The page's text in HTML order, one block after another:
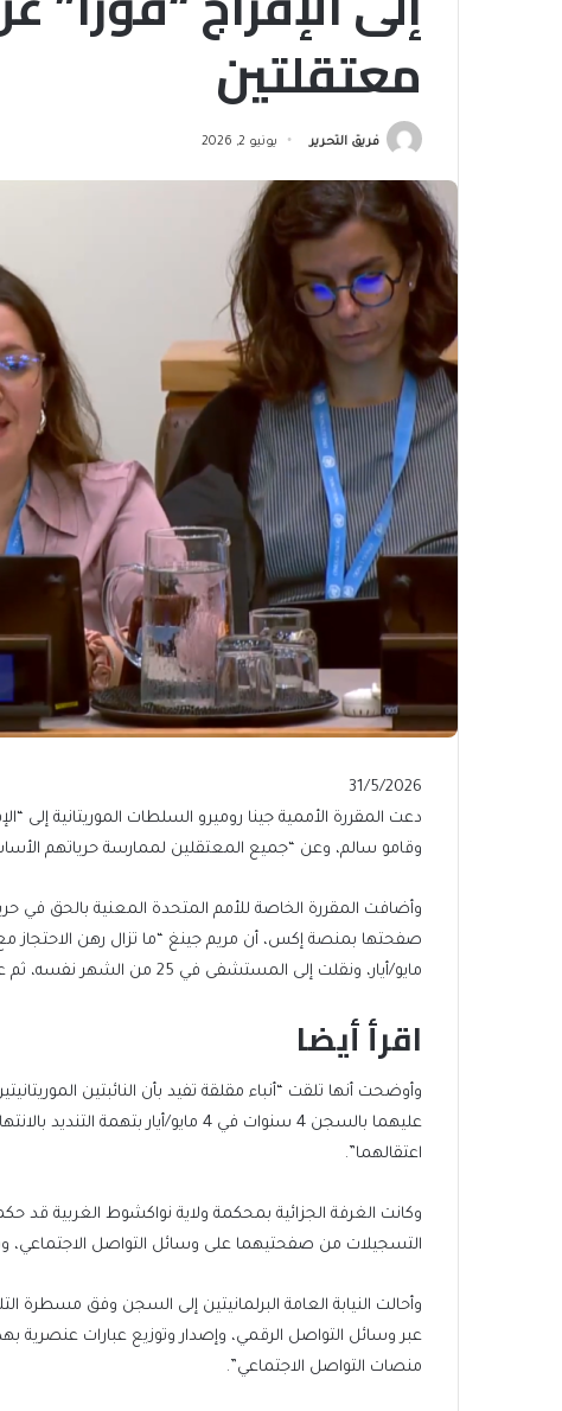
معتقلتين
فريق التحرير يونيو 2, 2026
Published
On
31/5/2026
31/5/2026
دعت المقررة الأممية جينا روميرو السلطات الموريتانية إلى
وقامو سالم، وعن “جميع المعتقلين لممارسة حرياتهم
وأضافت المقررة الخاصة للأمم المتحدة المعنية بالحق في
مايو/أيار، ونقلت إلى المستشفى في 25 من الشهر نفسه، ثم عادت إلى سجن النساء بنواكشوط”.
اقرأ أيضا
list
of
2
end
of
list
وأوضحت أنها تلقت “أنباء مقلقة تفيد بأن النائبتين
عليهما بالسجن 4 سنوات في 4 مايو/
اعتقالهما”.
التسجيلات من صفحتيهما على وسائل التواصل الاجتماعي،
وأحالت النيابة العامة البرلمانيتين إلى السجن وفق
عبر وسائل التواصل الرقمي، وإصدار وتوزيع عبارات
منصات التواصل الاجتماعي”.